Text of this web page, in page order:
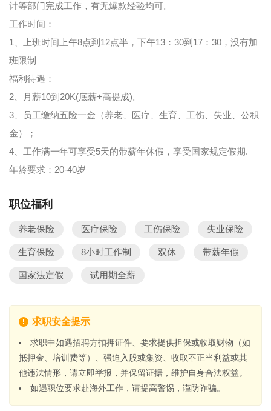
计等部门完成工作，有无爆款经验均可。
工作时间：
1、上班时间上午8点到12点半，下午13：30到17：30，没有加
班限制
福利待遇：
2、月薪10到20K(底薪+高提成)。
3、员工缴纳五险一金（养老、医疗、生育、工伤、失业、公积
金）；
4、工作满一年可享受5天的带薪年休假，享受国家规定假期.
年龄要求：20-40岁
职位福利
养老保险 医疗保险 工伤保险 失业保险
生育保险 8小时工作制 双休 带薪年假
国家法定假 试用期全薪
求职安全提示
求职中如遇招聘方扣押证件、要求提供担保或收取财物（如
抵押金、培训费等）、强迫入股或集资、收取不正当利益或其
他违法情形，请立即举报，并保留证据，维护自身合法权益。
如遇职位要求赴海外工作，请提高警惕，谨防诈骗。